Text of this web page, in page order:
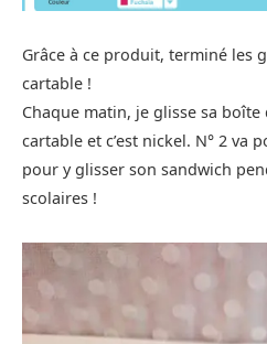
Grâce à ce produit, terminé les
cartable !
Chaque matin, je glisse sa
cartable et c’est nickel. N° 2 va
pour y glisser son sandwich
scolaires !